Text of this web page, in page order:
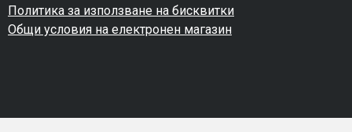
Политика за използване на бисквитки
Общи условия на електронен магазин